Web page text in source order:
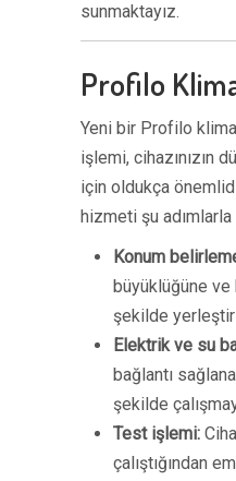
sunmaktayız.
Profilo
Yeni bir Profilo klima
işlemi, cihazınızın
için oldukça
hizmeti şu adımlarla
Konum
büyüklüğüne ve
şekilde
Elektrik ve su
bağlantı
şekilde
Test işlemi:
çalıştığından